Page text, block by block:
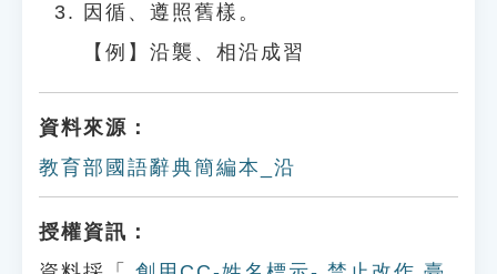
因循、遵照舊樣。
【例】沿襲、相沿成習
資料來源：
教育部國語辭典簡編本_沿
授權資訊：